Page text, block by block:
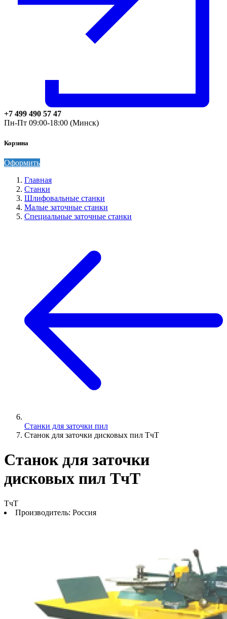
+7 499 490 57 47
Пн-Пт 09:00-18:00 (Минск)
Корзина
Оформить
Главная
Станки
Шлифовальные станки
Малые заточные станки
Специальные заточные станки
Станки для заточки пил
Станок для заточки дисковых пил ТчТ
Станок для заточки
дисковых пил ТчТ
ТчТ
Производитель: Россия